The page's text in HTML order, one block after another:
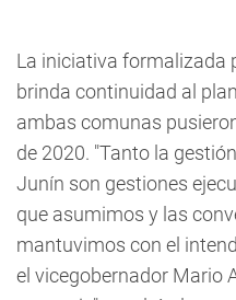
La iniciativa formalizada
brinda continuidad al
ambas comunas
de 2020. "Tanto la
Junín son gestiones
que asumimos y las
mantuvimos con el
el vicegobernador Mario